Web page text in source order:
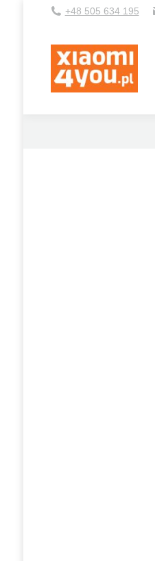
+48 505 634 195